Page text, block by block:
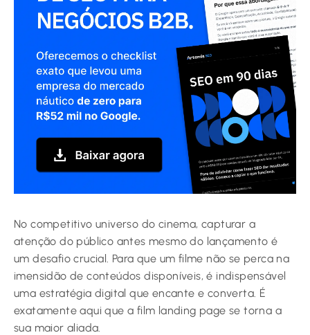
No competitivo universo do cinema, capturar a
atenção do público antes mesmo do lançamento é
um desafio crucial. Para que um filme não se perca na
imensidão de conteúdos disponíveis, é indispensável
uma estratégia digital que encante e converta. É
exatamente aqui que a film landing page se torna a
sua maior aliada.